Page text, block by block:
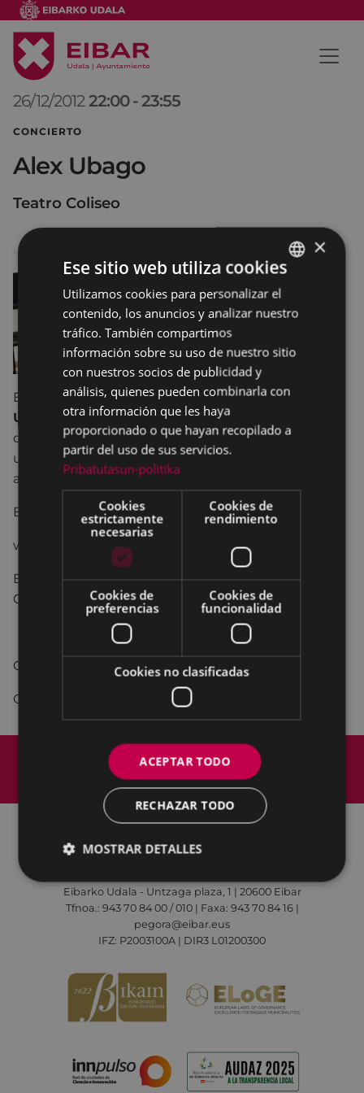
26/12/2012 22:00 -23:55
CONCIERTO
Alex Ubago
Teatro Coliseo
El cantautor donostiarra de pop romántico
Ubago
visita el Coliseo para presentar su nuevo
disco titulado“Mentiras sinceras”, que pone fin a
una etapa sin nuevas canciones autónomas del
artista.
Entrada: 20€
www.jaiproductions.net
Birjiñape, Trinkete, Portalea Taberna, Arno, Terraza,
Caserío
Organiza Ayuntamiento de Eibar
Colabora JAI PRODUCTIONS
Mapa del Sitio
Aviso legal
Política de cookies
Contacto
Accesibilidad
Eibarko Udala - Untzaga plaza, 1 | 20600 Eibar
Tfnoa.: 943 70 84 00 / 010 | Faxa: 943 70 84 16 |
pegora@eibar.eus
IFZ: P2003100A | DIR3 L01200300
BASQUE
SPANISH
×
Ese sitio web utiliza cookies
Utilizamos cookies para personalizar el
contenido, los anuncios y analizar nuestro
tráfico. También compartimos
información sobre su uso de nuestro sitio
con nuestros socios de publicidad y
análisis, quienes pueden combinarla con
otra información que les haya
proporcionado o que hayan recopilado a
partir del uso de sus servicios.
Pribatutasun-politika
Cookies
estrictamente
necesarias
Cookies de
rendimiento
Cookies de
preferencias
Cookies de
funcionalidad
Cookies no clasificadas
ACEPTAR TODO
RECHAZAR TODO
MOSTRAR DETALLES